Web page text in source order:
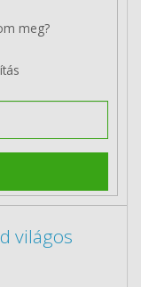
meg?
világos